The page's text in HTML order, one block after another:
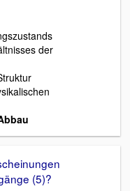
der
(5)?